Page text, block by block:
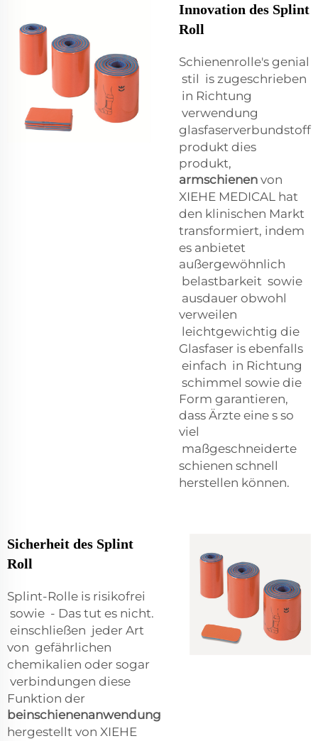
Innovation des Splint
Roll
Schienenrolle's genial
stil is zugeschrieben
in Richtung
verwendung
glasfaserverbundstoff
produkt dies
produkt,
armschienen von
XIEHE MEDICAL hat
den klinischen Markt
transformiert, indem
es anbietet
außergewöhnlich
belastbarkeit sowie
ausdauer obwohl
verweilen
leichtgewichtig die
Glasfaser is ebenfalls
einfach in Richtung
schimmel sowie die
Form garantieren,
dass Ärzte eine s so
viel
maßgeschneiderte
schienen schnell
herstellen können.
Sicherheit des Splint
Roll
Splint-Rolle is risikofrei
sowie - Das tut es nicht.
einschließen jeder Art
von gefährlichen
chemikalien oder sogar
verbindungen diese
Funktion der
beinschienenanwendung
hergestellt von XIEHE